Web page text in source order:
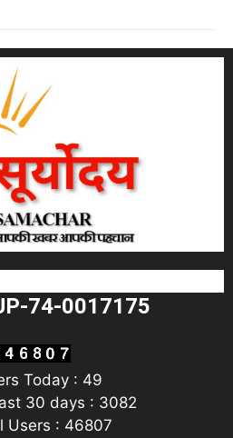
74-0017175
Today : 49
30 days : 3082
Users : 46807